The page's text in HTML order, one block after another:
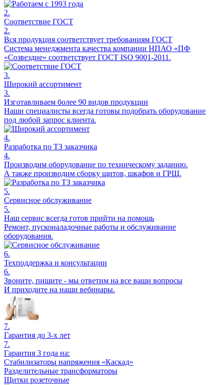
2.
Соответствие ГОСТ
2.
Вся продукция соответствует требованиям ГОСТ
Система менеджмента качества компании НПАО «ПФ
«Созвездие» соответствует ГОСТ ISO 9001-2011.
3.
Широкий ассортимент
3.
Изготавливаем более 90 видов продукции
Наши специалисты всегда готовы подобрать оборудование
под любой запрос клиента.
4.
Разработка по ТЗ заказчика
4.
Производим оборудование по техническому заданию.
А также производим сборку щитов, шкафов и ГРЩ.
5.
Сервисное обслуживание
5.
Наш сервис всегда готов прийти на помощь
Ремонт, пусконаладочные работы и обслуживание
оборудования.
6.
Техподдержка и консультации
6.
Звоните, пишите - мы ответим на все ваши вопросы
И приходите на наши вебинары.
7.
Гарантия до 3-х лет
7.
Гарантия 3 года на:
Стабилизаторы напряжения «Каскад»
Разделительные трансформаторы
Щитки розеточные